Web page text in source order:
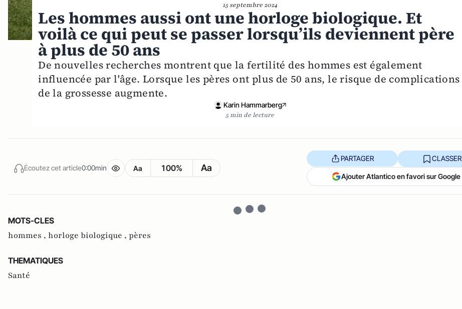
15 septembre 2024
Les hommes aussi ont une horloge biologique. Et
voilà ce qui peut se passer lorsqu’ils deviennent père
à plus de 50 ans
De nouvelles recherches montrent que la fertilité des hommes est également
influencée par l'âge. Lorsque les pères ont plus de 50 ans, le risque de complications
de la grossesse augmente.
Karin Hammarberg
5 min de lecture
Écoutez cet article0:00min Aa 100% Aa
PARTAGER CLASSER
Ajouter Atlantico en favori sur Google
MOTS-CLES
hommes , horloge biologique , pères
THEMATIQUES
Santé